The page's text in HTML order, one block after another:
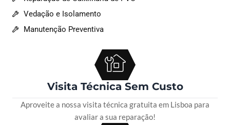
Vedação e Isolamento
Manutenção Preventiva
Visita Técnica Sem Custo
Aproveite a nossa visita técnica gratuita em Lisboa para
avaliar a sua reparação!